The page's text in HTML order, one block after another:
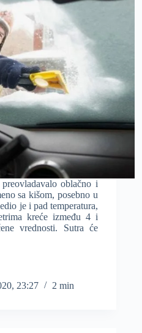
oblačno i
sa kišom, posebno u
je i pad temperatura,
kreće između 4 i
vrednosti. Sutra će
23:27
2 min